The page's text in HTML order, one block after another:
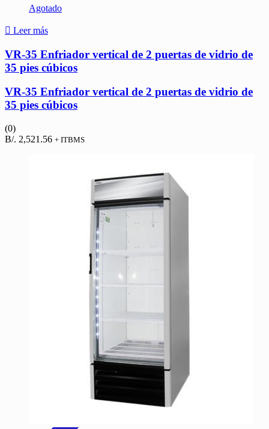
Agotado
Leer más
VR-35 Enfriador vertical de 2 puertas de vidrio de
35 pies cúbicos
VR-35 Enfriador vertical de 2 puertas de vidrio de
35 pies cúbicos
(0)
B/. 2,521.56 + ITBMS